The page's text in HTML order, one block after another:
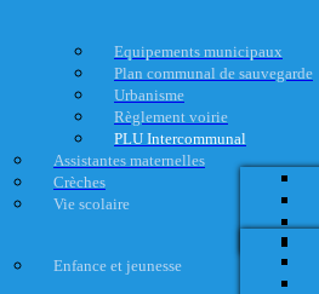
Equipements municipaux
Plan communal de sauvegarde
Urbanisme
Règlement voirie
PLU Intercommunal
Assistantes maternelles
Crèches
Vie scolaire
Enfance et jeunesse